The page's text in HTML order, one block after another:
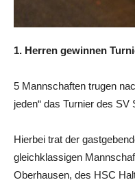
1. Herren gewinnen
5 Mannschaften trugen
jeden“ das Turnier des
Hierbei trat der
gleichklassigen
Oberhausen, des HSC